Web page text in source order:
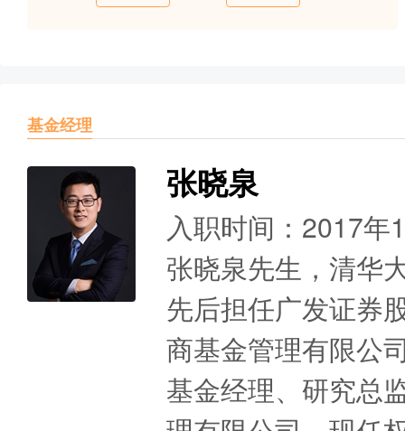
基金经理
张晓泉
入职时间：2017年
张晓泉先生，清华
先后担任广发证券
商基金管理有限公
基金经理、研究总